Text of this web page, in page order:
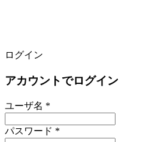
ログイン
アカウントでログイン
ユーザ名 *
パスワード *